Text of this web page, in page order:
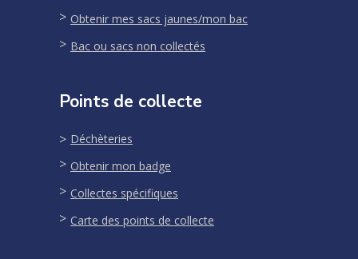
Obtenir mes sacs jaunes/mon bac
Bac ou sacs non collectés
Points de collecte
Déchèteries
Obtenir mon badge
Collectes spécifiques
Carte des points de collecte